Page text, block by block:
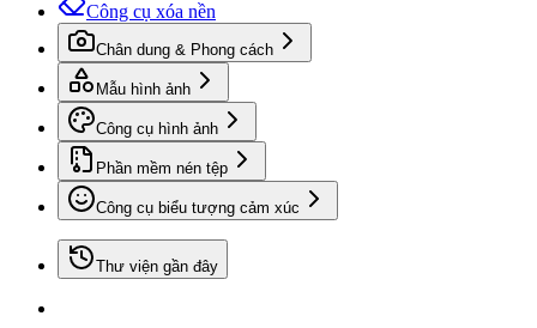
Công cụ xóa nền
Chân dung & Phong cách
Mẫu hình ảnh
Công cụ hình ảnh
Phần mềm nén tệp
Công cụ biểu tượng cảm xúc
Thư viện gần đây